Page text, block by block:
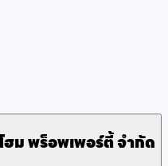
ฮม พร็อพเพอร์ตี้ จำกัด